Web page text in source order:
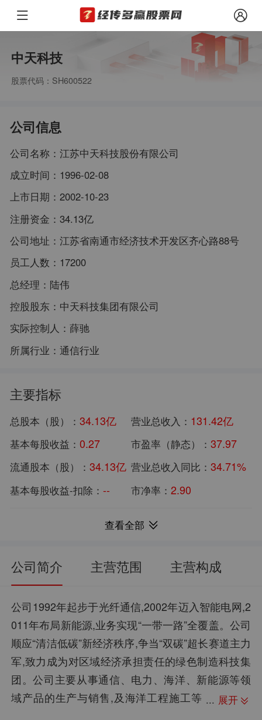
中天科技
股票代码：SH600522
公司信息
公司名称： 江苏中天科技股份有限公司
成立时间： 1996-02-08
上市日期： 2002-10-23
注册资金： 34.13亿
公司地址： 江苏省南通市经济技术开发区齐心路88号
员工人数： 17200
总经理： 陆伟
控股股东： 中天科技集团有限公司
实际控制人： 薛驰
所属行业： 通信行业
主要指标
总股本（股）： 34.13亿 营业总收入： 131.42亿
基本每股收益： 0.27 市盈率（静态）： 37.97
流通股本（股）： 34.13亿 营业总收入同比： 34.71%
基本每股收益-扣除： -- 市净率： 2.90
流通市值： 1102.04亿 归母净利润同比： 46.42%
每股资本公积金：
股东户数：22.62万 资产总计：633.82亿
每股未分配利润：6.20 销售净利率：7.21%
股权质押：-- 负债合计：244.12亿
每股现金流：-0.81 资产负债率： 38.52%
查看全部
公司简介 主营范围 主营构成
展开
公司1992年起步于光纤通信,2002年迈入智能电网,2
011年布局新能源,业务实现“一带一路”全覆盖。公司
顺应“清洁低碳”新经济秩序,争当“双碳”超长赛道主力
军,致力成为对区域经济承担责任的绿色制造科技集
团。公司主要从事通信、电力、海洋、新能源等领
域产品的生产与销售,及海洋工程施工等